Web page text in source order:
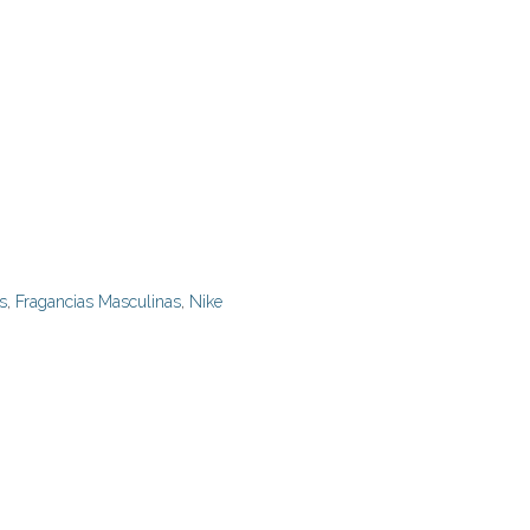
, Fragancias Masculinas, Nike